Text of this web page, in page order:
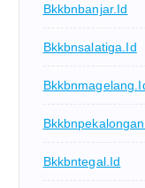
Bkkbnbanjar.id
Bkkbnsalatiga.id
Bkkbntegal.id